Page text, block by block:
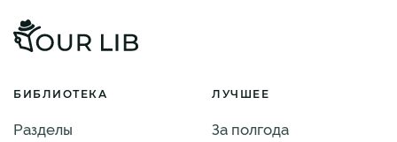
БИБЛИОТЕКА
Разделы
ЛУЧШЕЕ
За полгода